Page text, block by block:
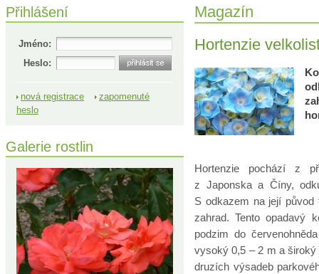
Magazín
Hortenzie
Hortenzie pochází z
z Japonska a Číny,
S odkazem na její
zahrad. Tento opadavý
podzim do
vysoký 0,5 – 2 m a
druzích výsadeb
Přihlášení
Jméno:
Heslo:
nová registrace
zapomenuté
heslo
Galerie rostlin